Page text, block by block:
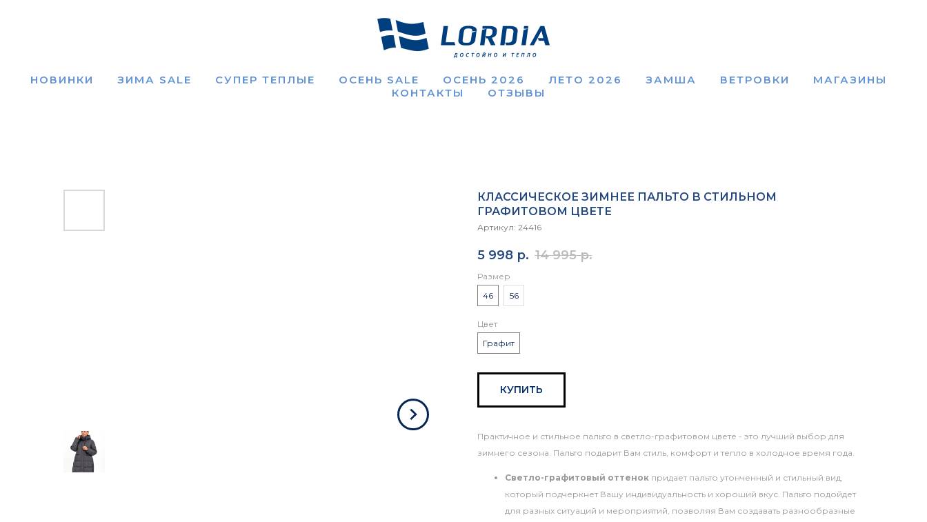
НОВИНКИ ЗИМА SALE СУПЕР ТЕПЛЫЕ ОСЕНЬ SALE ОСЕНЬ 2026 ЛЕТО 2026 ЗАМША ВЕТРОВКИ
МАГАЗИНЫ
КОНТАКТЫ
ОТЗЫВЫ
КЛАССИЧЕСКОЕ ЗИМНЕЕ ПАЛЬТО В СТИЛЬНОМ
ГРАФИТОВОМ ЦВЕТЕ
Артикул: 24416
5 998 р. 14 995 р.
Размер
46
56
Цвет
Графит
КУПИТЬ
Практичное и стильное пальто в светло-графитовом цвете - это лучший выбор для
зимнего сезона. Пальто подарит Вам стиль, комфорт и тепло в холодное время года.
Светло-графитовый оттенок придает пальто утонченный и стильный вид,
который подчеркнет Вашу индивидуальность и хороший вкус. Пальто подойдет
для разных ситуаций и мероприятий, позволяя Вам создавать разнообразные